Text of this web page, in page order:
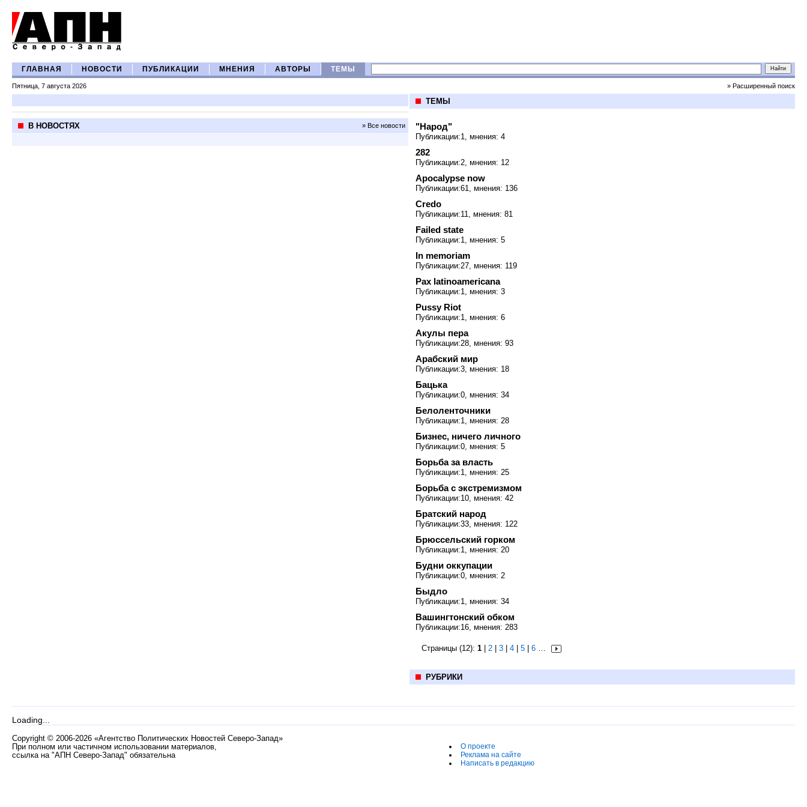
ГЛАВНАЯ НОВОСТИ ПУБЛИКАЦИИ МНЕНИЯ АВТОРЫ ТЕМЫ
Пятница, 7 августа 2026 » Расширенный поиск
В НОВОСТЯХ » Все новости
ТЕМЫ
"Народ"
Публикации:1, мнения: 4
282
Публикации:2, мнения: 12
Apocalypse now
Публикации:61, мнения: 136
Credo
Публикации:11, мнения: 81
Failed state
Публикации:1, мнения: 5
In memoriam
Публикации:27, мнения: 119
Pax latinoamericana
Публикации:1, мнения: 3
Pussy Riot
Публикации:1, мнения: 6
Акулы пера
Публикации:28, мнения: 93
Арабский мир
Публикации:3, мнения: 18
Бацька
Публикации:0, мнения: 34
Белоленточники
Публикации:1, мнения: 28
Бизнес, ничего личного
Публикации:0, мнения: 5
Борьба за власть
Публикации:1, мнения: 25
Борьба с экстремизмом
Публикации:10, мнения: 42
Братский народ
Публикации:33, мнения: 122
Брюссельский горком
Публикации:1, мнения: 20
Будни оккупации
Публикации:0, мнения: 2
Быдло
Публикации:1, мнения: 34
Вашингтонский обком
Публикации:16, мнения: 283
Страницы (12): 1 2 3 4 5 6 …
РУБРИКИ
Loading...
Copyright © 2006-2026 «Агентство Политических Новостей Северо-Запад»
При полном или частичном использовании материалов,
ссылка на "АПН Северо-Запад" обязательна
О проекте
Реклама на сайте
Написать в редакцию